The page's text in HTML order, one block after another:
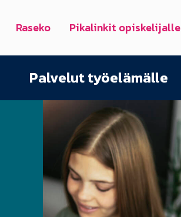
Raseko Pikalinkit opiskelijalle
Palvelut työelämälle